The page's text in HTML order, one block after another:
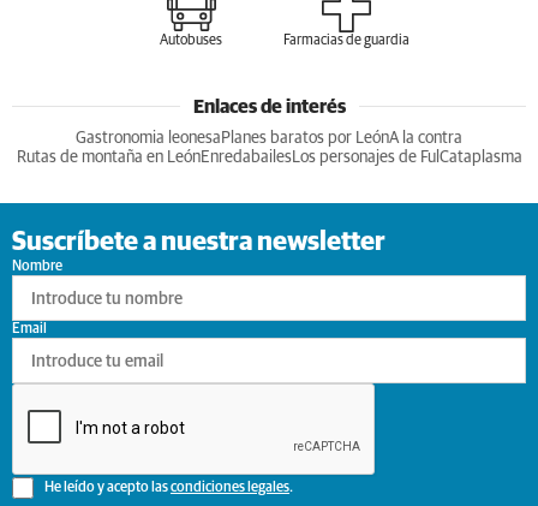
Autobuses Farmacias de guardia
Enlaces de interés
Gastronomia leonesa Planes baratos por LeónA la contra
Rutas de montaña en LeónEnredabailesLos personajes de Ful Cataplasma
Suscríbete a nuestra newsletter
Nombre
He leído y acepto lascondiciones legales.
Email